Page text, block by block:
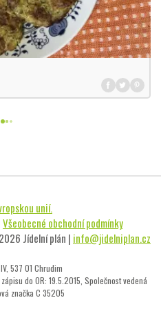
unií.
Všeobecné obchodní podmínky
Jídelní plán | info@jidelniplan.cz
537 01 Chrudim
do OR: 19.5.2015, Společnost vedená
značka C 35205